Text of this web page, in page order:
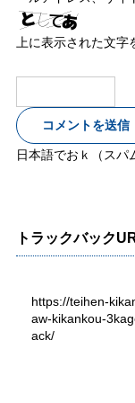
上に表示された文字
日本語でおｋ（スパ
トラックバック
https://teihen-
aw-kikankou-
ack/